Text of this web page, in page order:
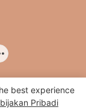
best experience
Pribadi